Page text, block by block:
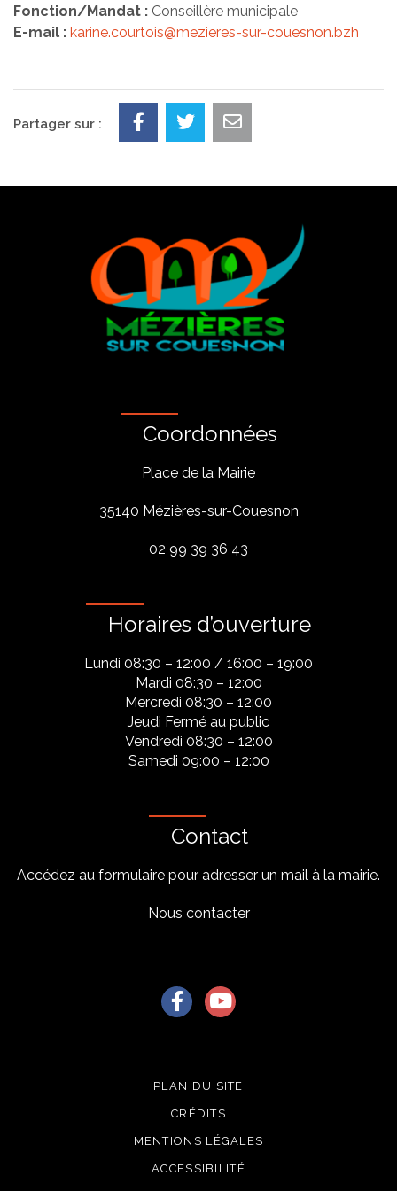
Fonction/Mandat : Conseillère municipale
E-mail : karine.courtois@mezieres-sur-couesnon.bzh
Partager sur :
Coordonnées
Place de la Mairie
35140 Mézières-sur-Couesnon
02 99 39 36 43
Horaires d’ouverture
Lundi 08:30 – 12:00 / 16:00 – 19:00
Mardi 08:30 – 12:00
Mercredi 08:30 – 12:00
Jeudi Fermé au public
Vendredi 08:30 – 12:00
Samedi 09:00 – 12:00
Contact
Accédez au formulaire pour adresser un mail à la mairie.
Nous contacter
Lien vers le compte Facebook
Lien vers la chaîne
PLAN DU SITE
CRÉDITS
MENTIONS LÉGALES
ACCESSIBILITÉ